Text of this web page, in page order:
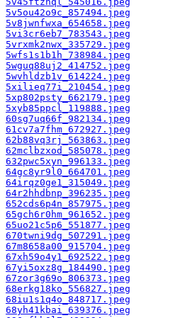
5v5ou42o9c_857494.jpeg
5v8jwnfwxa_654658.jpeg
5vi3cr6eb7_783543.jpeg
5vrxmk2nwx_335729.jpeg
5wfs1s1b1h_738984.jpeg
5wguq88uj2_414752.jpeg
5wvhldzb1v_614224.jpeg
5xilieq77i_210454.jpeg
5xp802psty_662179.jpeg
5xyb85ppcl_119888.jpeg
60sg7uq66f_982134.jpeg
61cv7a7fhm_672927.jpeg
62b88vq3rj_563863.jpeg
62mclbzxod_585078.jpeg
632pwc5xyn_996133.jpeg
64gc8yr9l0_664701.jpeg
64irqz0ge1_315049.jpeg
64r2hhdbnp_396235.jpeg
652cds6p4n_857975.jpeg
65gch6r0hm_961652.jpeg
65uo21c5p6_551877.jpeg
670twni9dg_507291.jpeg
67m8658a00_915704.jpeg
67xh59o4y1_692522.jpeg
67yi5oxz8g_184490.jpeg
67zor3g69o_806373.jpeg
68erkg18ko_556827.jpeg
68iu1s1q4o_848717.jpeg
68yh41kbai_639376.jpeg